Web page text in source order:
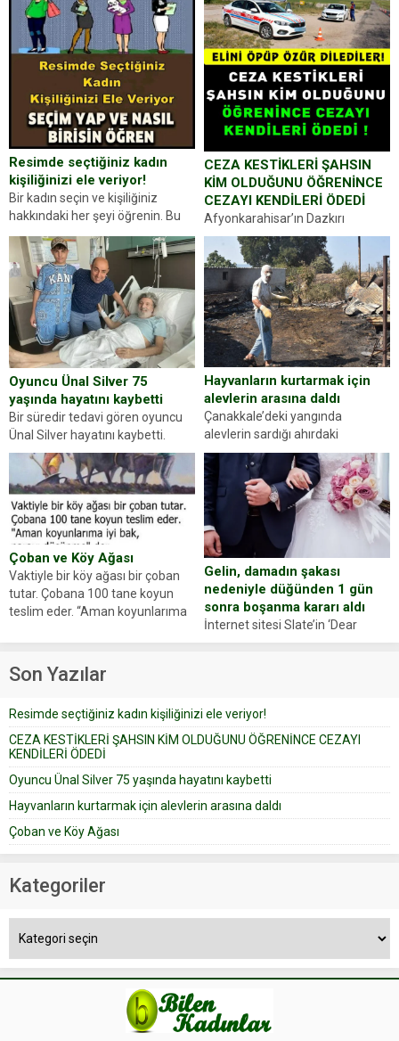
Resimde seçtiğiniz kadın
kişiliğinizi ele veriyor!
Bir kadın seçin ve kişiliğiniz
hakkındaki her şeyi öğrenin. Bu
kez karşınıza oldukça farklı bir
kişilik testiyle çıkıyoruz. Resimde
gördüğünüz kadın figürlerinden
dikkatinizi en...
CEZA KESTİKLERİ ŞAHSIN
KİM OLDUĞUNU ÖĞRENİNCE
CEZAYI KENDİLERİ ÖDEDİ
Afyonkarahisar’ın Dazkırı
ilçesinde trafik uygulaması
yapan jandarma ekipleri
durdurdukları bir otomobilin
sürücüsünden ehliyet ve ruhsat
sorup belgelerini istedi. Sürücü
Abdurrahman Ö.nün verdiği
evraklarda eksik olduğunu...
Oyuncu Ünal Silver 75
yaşında hayatını kaybetti
Bir süredir tedavi gören oyuncu
Ünal Silver hayatını kaybetti.
Haberi, oyuncunun menajerlik
ajansı duyurdu. Renda Güner,
sosyal medya hesabında “Usta
Oyuncumuz ve çok değerli
dostumuz...
Hayvanların kurtarmak için
alevlerin arasına daldı
Çanakkale’deki yangında
alevlerin sardığı ahırdaki
hayvanlarını kurtarmak isteyen
Zeki Demir (66) ölümden döndü.
Yüzünde ve ellerinde yanıklar
oluşan Demir, kâbus dolu anları
anlattı… Merkeze bağlı...
Çoban ve Köy Ağası
Vaktiyle bir köy ağası bir çoban
tutar. Çobana 100 tane koyun
teslim eder. “Aman koyunlarıma
Çoban koyunları alır gider. Aylar...
Gelin, damadın şakası
nedeniyle düğünden 1 gün
sonra boşanma kararı aldı
İnternet sitesi Slate’in ‘Dear
Prudence’ isimli tavsiye köşesine
yapıştırdığı için düğünden...
Son Yazılar
Resimde seçtiğiniz kadın kişiliğinizi ele veriyor!
CEZA KESTİKLERİ ŞAHSIN KİM OLDUĞUNU ÖĞRENİNCE CEZAYI
KENDİLERİ ÖDEDİ
Oyuncu Ünal Silver 75 yaşında hayatını kaybetti
Hayvanların kurtarmak için alevlerin arasına daldı
Çoban ve Köy Ağası
Kategoriler